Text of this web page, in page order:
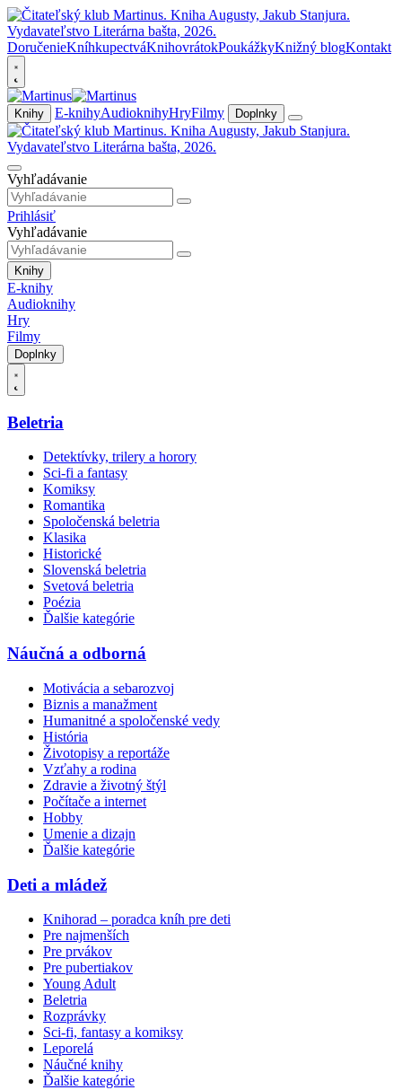
DoručenieKníhkupectváKnihovrátokPoukážkyKnižný blogKontakt
Knihy E-knihyAudioknihyHryFilmy Doplnky
Vyhľadávanie
Prihlásiť
Vyhľadávanie
Knihy
E-knihy
Audioknihy
Hry
Filmy
Doplnky
Beletria
Detektívky, trilery a horory
Sci-fi a fantasy
Komiksy
Romantika
Spoločenská beletria
Klasika
Historické
Slovenská beletria
Svetová beletria
Poézia
Ďalšie kategórie
Náučná a odborná
Motivácia a sebarozvoj
Biznis a manažment
Humanitné a spoločenské vedy
História
Životopisy a reportáže
Vzťahy a rodina
Zdravie a životný štýl
Počítače a internet
Hobby
Umenie a dizajn
Ďalšie kategórie
Deti a mládež
Knihorad – poradca kníh pre deti
Pre najmenších
Pre prvákov
Pre pubertiakov
Young Adult
Beletria
Rozprávky
Sci-fi, fantasy a komiksy
Leporelá
Náučné knihy
Ďalšie kategórie